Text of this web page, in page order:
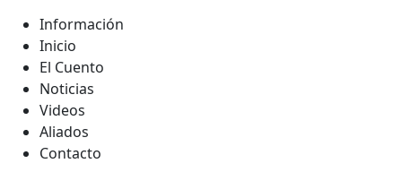
Información
Inicio
El Cuento
Noticias
Videos
Aliados
Contacto